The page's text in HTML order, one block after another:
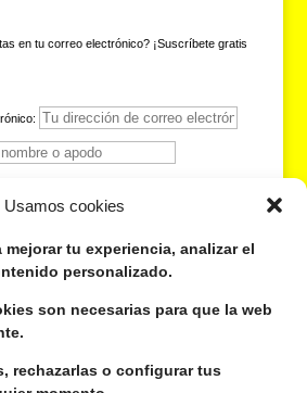
Usamos cookies
tu experiencia, analizar el
personalizado.
son necesarias para que la web
rechazarlas o configurar tus
en tu correo electrónico? ¡Suscríbete gratis
lo que hago, sígueme por aquí: